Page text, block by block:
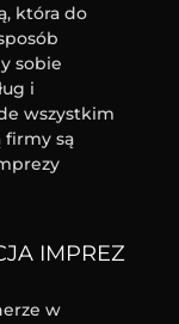
która do
sobie
i
wszystkim
firmy są
IMPREZ
w